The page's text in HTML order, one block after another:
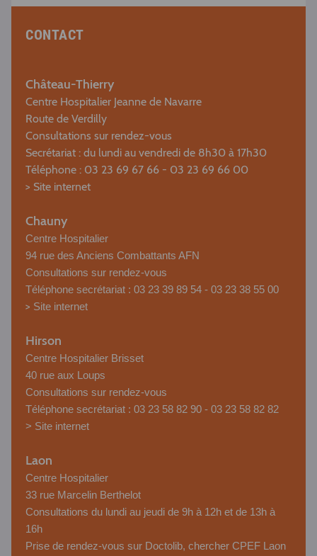
CONTACT
Château-Thierry
Centre Hospitalier Jeanne de Navarre
Route de Verdilly
Consultations sur rendez-vous
Secrétariat : du lundi au vendredi de 8h30 à 17h30
Téléphone : 03 23 69 67 66 - 03 23 69 66 00
> Site internet
Chauny
Centre Hospitalier
94 rue des Anciens Combattants AFN
Consultations sur rendez-vous
Téléphone secrétariat : 03 23 39 89 54 - 03 23 38 55 00
> Site internet
Hirson
Centre Hospitalier Brisset
40 rue aux Loups
Consultations sur rendez-vous
Téléphone secrétariat : 03 23 58 82 90 - 03 23 58 82 82
> Site internet
Laon
Centre Hospitalier
33 rue Marcelin Berthelot
Consultations du lundi au jeudi de 9h à 12h et de 13h à
16h
Prise de rendez-vous sur Doctolib, chercher CPEF Laon